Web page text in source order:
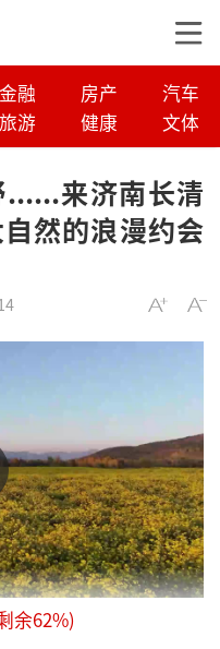
金融 房产
汽车
旅游 健康 文体
来济南长清
然的浪漫约会
双泉镇被绚烂的晚
余62%)